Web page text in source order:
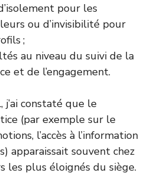
pour les
ou d’invisibilité pour
;
au niveau du suivi de la
et de l’engagement.
constaté que le
(par exemple sur le
l’accès à l’information
apparaissait souvent chez
les plus éloignés du siège.